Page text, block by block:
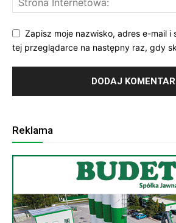
Zapisz moje nazwisko, adres e-mail i
tej przeglądarce na następny raz, gdy
Reklama